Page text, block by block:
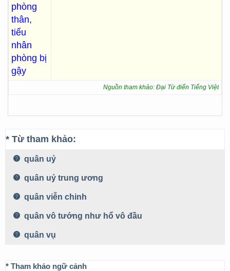
phòng
thân,
tiểu
nhân
phòng bị
gậy
Nguồn tham khảo: Đại Từ điển Tiếng Việt
* Từ tham khảo:
quân uỷ
quân uỷ trung ương
quân viễn chinh
quân vô tướng như hổ vô đầu
quân vụ
* Tham khảo ngữ cảnh